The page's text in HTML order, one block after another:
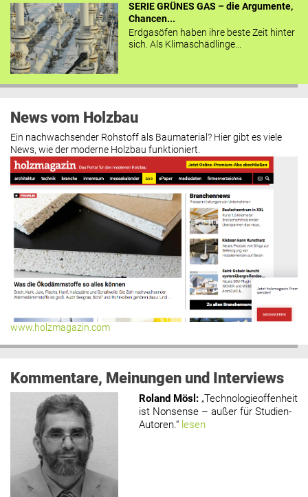
SERIE GRÜNES GAS – die Argumente,
Chancen...
Erdgasöfen haben ihre beste Zeit hinter
sich. Als Klimaschädlinge...
News vom Holzbau
Ein nachwachsender Rohstoff als Baumaterial? Hier gibt es viele
News, wie der moderne Holzbau funktioniert.
www.holzmagazin.com
Kommentare, Meinungen und Interviews
Roland Mösl : „Technologieoffenheit
ist Nonsense – außer für Studien-
Autoren.“ lesen